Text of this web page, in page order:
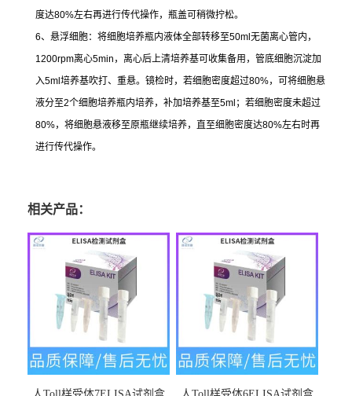
度达80%左右再进行传代操作，瓶盖可稍微拧松。
6、悬浮细胞：将细胞培养瓶内液体全部转移至50ml无菌离心管内，
1200rpm离心5min ，离心后上清培养基可收集备用，管底细胞沉淀加
入5ml培养基吹打、重悬。镜检时，若细胞密度超过80%，可将细胞悬
液分至2个细胞培养瓶内培养，补加培养基至5ml ；若细胞密度未超过
80%，将细胞悬液移至原瓶继续培养，直至细胞密度达80%左右时再
进行传代操作。
相关产品：